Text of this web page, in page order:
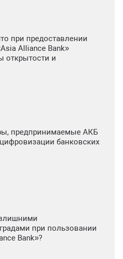
при предоставлении
Alliance Bank»
открытости и
предпринимаемые АКБ
банковских
при пользовании
Bank»?